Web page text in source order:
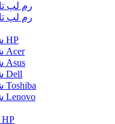
رم لپ تاپ 8
رم لپ تاپ 4
شارژر لپ تاپ HP
شارژر لپ تاپ Acer
شارژر لپ تاپ Asus
شارژر لپ تاپ Dell
شارژر لپ تاپ Toshiba
شارژر لپ تاپ Lenovo
باتری لپ تاپ HP